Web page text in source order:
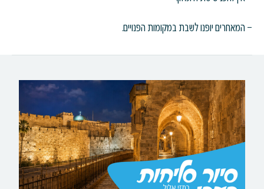
– המאחרים יופנו לשבת במקומות הפנויים.